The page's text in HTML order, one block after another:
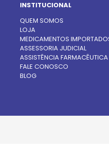
INSTITUCIONAL
QUEM SOMOS
LOJA
MEDICAMENTOS
ASSESSORIA JUDICIAL
ASSISTÊNCIA FARMACÊUTICA
FALE CONOSCO
BLOG